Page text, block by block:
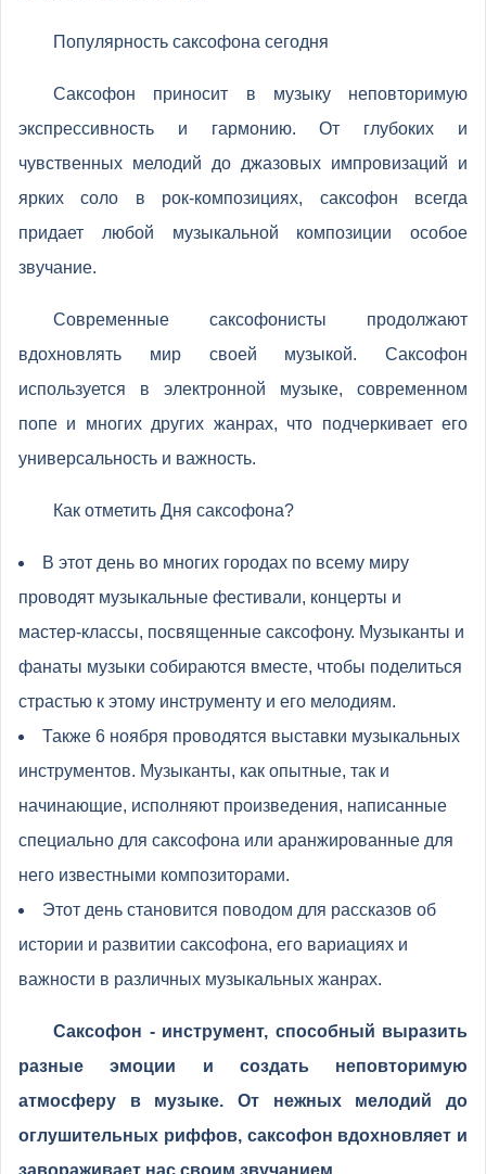
Популярность саксофона сегодня
Саксофон приносит в музыку неповторимую
экспрессивность и гармонию. От глубоких и
чувственных мелодий до джазовых импровизаций и
ярких соло в рок-композициях, саксофон всегда
придает любой музыкальной композиции особое
звучание.
Современные саксофонисты продолжают
вдохновлять мир своей музыкой. Саксофон
используется в электронной музыке, современном
попе и многих других жанрах, что подчеркивает его
универсальность и важность.
Как отметить Дня саксофона?
В этот день во многих городах по всему миру
проводят музыкальные фестивали, концерты и
мастер-классы, посвященные саксофону. Музыканты и
фанаты музыки собираются вместе, чтобы поделиться
страстью к этому инструменту и его мелодиям.
Также 6 ноября проводятся выставки музыкальных
инструментов. Музыканты, как опытные, так и
начинающие, исполняют произведения, написанные
специально для саксофона или аранжированные для
него известными композиторами.
Этот день становится поводом для рассказов об
истории и развитии саксофона, его вариациях и
важности в различных музыкальных жанрах.
Саксофон - инструмент, способный выразить
разные эмоции и создать неповторимую
атмосферу в музыке. От нежных мелодий до
оглушительных риффов, саксофон вдохновляет и
завораживает нас своим звучанием.